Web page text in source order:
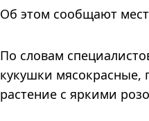
Об этом сообщают
По словам
кукушки мясокрасные,
растение с яркими